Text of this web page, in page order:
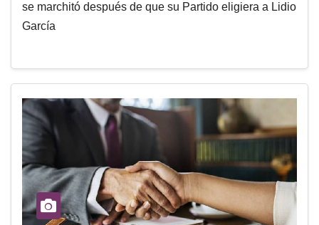
se marchitó después de que su Partido eligiera a Lidio
García